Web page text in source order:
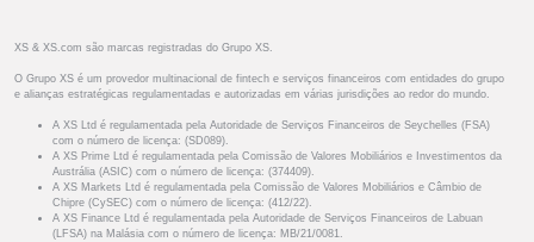
XS & XS.com são marcas registradas do Grupo XS.
O Grupo XS é um provedor multinacional de fintech e serviços financeiros com entidades do grupo
e alianças estratégicas regulamentadas e autorizadas em várias jurisdições ao redor do mundo.
A XS Ltd é regulamentada pela Autoridade de Serviços Financeiros de Seychelles (FSA)
com o número de licença: (SD089).
A XS Prime Ltd é regulamentada pela Comissão de Valores Mobiliários e Investimentos da
Austrália (ASIC) com o número de licença: (374409).
A XS Markets Ltd é regulamentada pela Comissão de Valores Mobiliários e Câmbio de
Chipre (CySEC) com o número de licença: (412/22).
A XS Finance Ltd é regulamentada pela Autoridade de Serviços Financeiros de Labuan
(LFSA) na Malásia com o número de licença: MB/21/0081.